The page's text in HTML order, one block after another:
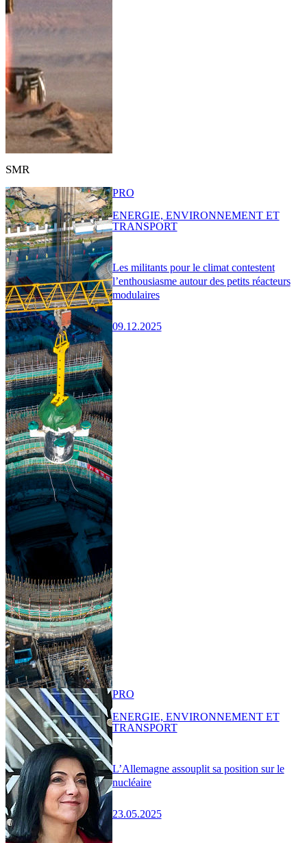
SMR
Les militants pour le climat contestent
l’enthousiasme autour des petits réacteurs
modulaires
09.12.2025
PRO
ENERGIE, ENVIRONNEMENT ET
TRANSPORT
L’Allemagne assouplit sa position sur le
nucléaire
23.05.2025
PRO
ENERGIE, ENVIRONNEMENT ET
TRANSPORT